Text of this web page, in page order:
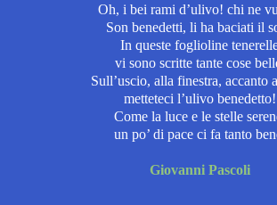
Oh, i bei rami d’ulivo! chi ne
Son benedetti, li ha baciati il
In queste foglioline
vi sono scritte tante cose
Sull’uscio, alla finestra, accanto
metteteci l’ulivo benedetto!
Come la luce e le stelle
un po’ di pace ci fa tanto
Giovanni Pascoli